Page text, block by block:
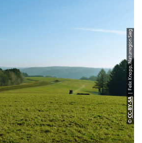
©
CC-BY-SA
| Felix Knopp, Naturregion Sieg